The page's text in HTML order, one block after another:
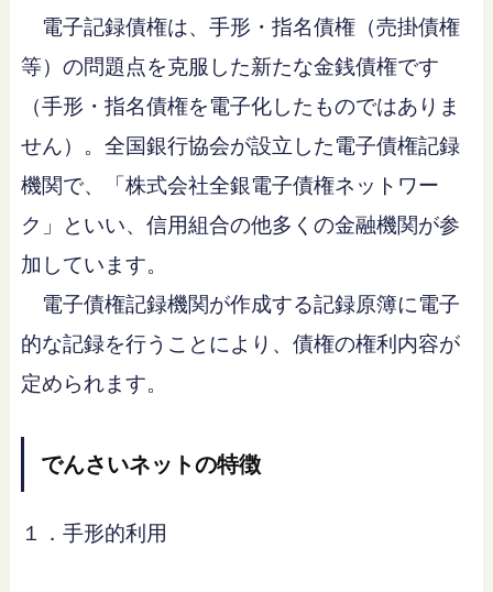
電子記録債権は、手形・指名債権（売掛債権
等）の問題点を克服した新たな金銭債権です
（手形・指名債権を電子化したものではありま
せん）。全国銀行協会が設立した電子債権記録
機関で、「株式会社全銀電子債権ネットワー
ク」といい、信用組合の他多くの金融機関が参
加しています。
電子債権記録機関が作成する記録原簿に電子
的な記録を行うことにより、債権の権利内容が
定められます。
でんさいネットの特徴
１．手形的利用